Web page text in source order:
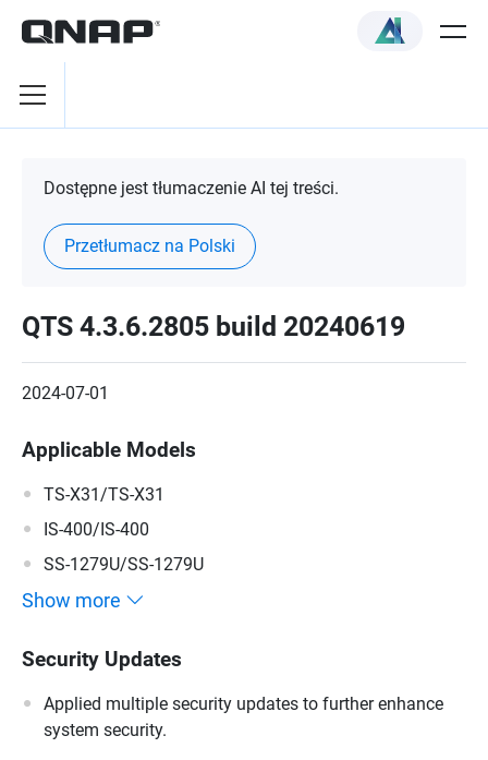
Dostępne jest tłumaczenie AI tej treści.
Przetłumacz na Polski
QTS 4.3.6.2805 build 20240619
2024-07-01
Applicable Models
TS-X31/TS-X31
IS-400/IS-400
SS-1279U/SS-1279U
Show more
Security Updates
Applied multiple security updates to further enhance
system security.